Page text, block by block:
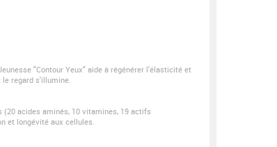
"Contour Yeux" aide à régénérer l'élasticité et
regard s'illumine.
(20 acides aminés, 10 vitamines, 19 actifs
et longévité aux cellules.